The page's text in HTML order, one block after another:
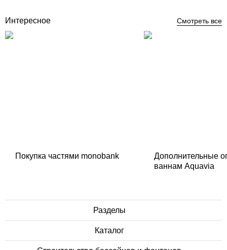
Интересное Смотреть все
Покупка частями monobank
Дополнительные
ваннам Aquavia
Разделы
Каталог